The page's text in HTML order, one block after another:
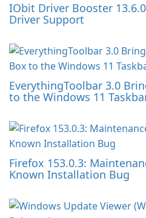
IObit Driver Booster
Driver Support
EverythingToolbar 3.0
to the Windows 11
Firefox 153.0.3:
Known Installation Bug